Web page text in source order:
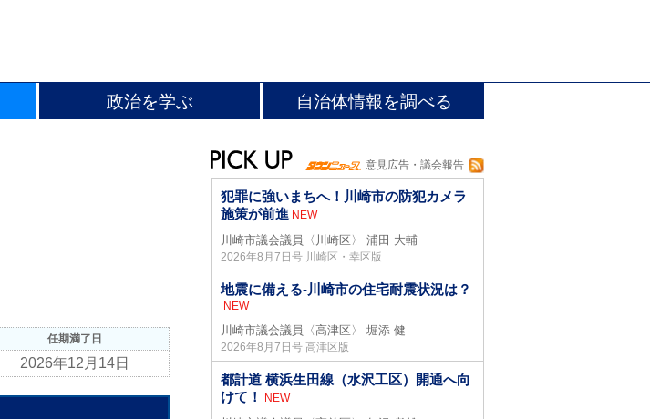
政治を学ぶ 自治体情報を調べる
任期満了日
2026年12月14日
意見広告・議会報告
犯罪に強いまちへ！川崎市の防犯カメラ
施策が前進 NEW
川崎市議会議員〈川崎区〉 浦田 大輔
2026年8月7日号 川崎区・幸区版
地震に備える-川崎市の住宅耐震状況は？
NEW
川崎市議会議員〈高津区〉 堀添 健
2026年8月7日号 高津区版
都計道 横浜生田線（水沢工区）開通へ向
けて！
NEW